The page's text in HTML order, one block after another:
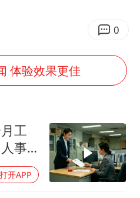
的“青海拉面”店
中国女篮热身赛7日将战尼日利亚
鸿未来对中国无影响
0
体验效果更佳
工
事
打开APP